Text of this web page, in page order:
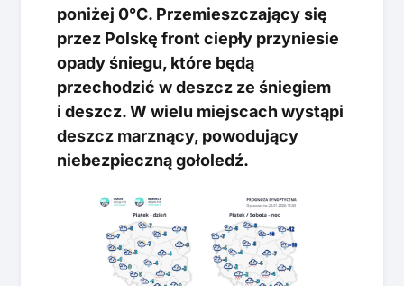
poniżej 0°C. Przemieszczający się
przez Polskę front ciepły przyniesie
opady śniegu, które będą
przechodzić w deszcz ze śniegiem
i deszcz. W wielu miejscach wystąpi
deszcz marznący, powodujący
niebezpieczną gołoledź.